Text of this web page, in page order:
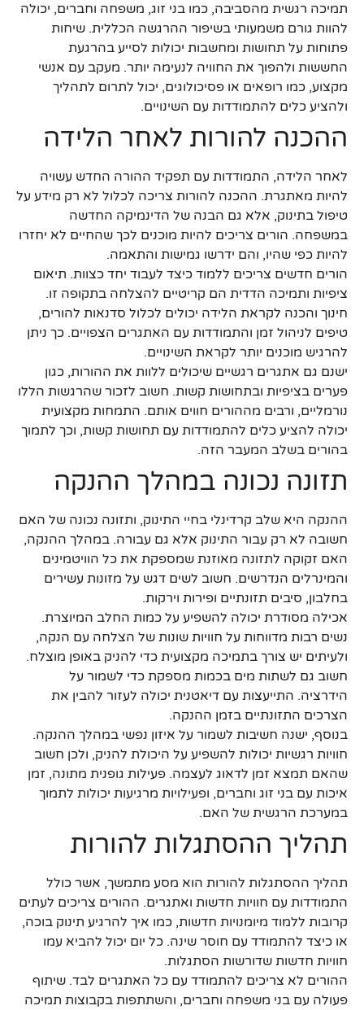
תמיכה רגשית מהסביבה, כמו בני זוג, משפחה וחברים, יכולה
להוות גורם משמעותי בשיפור ההרגשה הכללית. שיחות
פתוחות על תחושות ומחשבות יכולות לסייע בהרגעת
החששות ולהפוך את החוויה לנעימה יותר. מעקב עם אנשי
מקצוע, כמו רופאים או פסיכולוגים, יכול לתרום לתהליך
ולהציע כלים להתמודדות עם השינויים.
ההכנה להורות לאחר הלידה
לאחר הלידה, התמודדות עם תפקיד ההורה החדש עשויה
להיות מאתגרת. ההכנה להורות צריכה לכלול לא רק מידע על
טיפול בתינוק, אלא גם הבנה של הדינמיקה החדשה
במשפחה. הורים צריכים להיות מוכנים לכך שהחיים לא יחזרו
להיות כפי שהיו, והם ידרשו גמישות והתאמה.
הורים חדשים צריכים ללמוד כיצד לעבוד יחד כצוות. תיאום
ציפיות ותמיכה הדדית הם קריטיים להצלחה בתקופה זו.
חינוך והכנה לקראת הלידה יכולים לכלול סדנאות להורים,
טיפים לניהול זמן והתמודדות עם האתגרים הצפויים. כך ניתן
להרגיש מוכנים יותר לקראת השינויים.
ישנם גם אתגרים רגשיים שיכולים ללוות את ההורות, כגון
פערים בציפיות ובתחושות קשות. חשוב לזכור שהרגשות הללו
נורמליים, ורבים מההורים חווים אותם. התמחות מקצועית
יכולה להציע כלים להתמודדות עם תחושות קשות, וכך לתמוך
בהורים בשלב המעבר הזה.
תזונה נכונה במהלך ההנקה
ההנקה היא שלב קרדינלי בחיי התינוק, ותזונה נכונה של האם
חשובה לא רק עבור התינוק אלא גם עבורה. במהלך ההנקה,
האם זקוקה לתזונה מאוזנת שמספקת את כל הוויטמינים
והמינרלים הנדרשים. חשוב לשים דגש על מזונות עשירים
בחלבון, סיבים תזונתיים ופירות וירקות.
אכילה מסודרת יכולה להשפיע על כמות החלב המיוצרת.
נשים רבות מדווחות על חוויות שונות של הצלחה עם הנקה,
ולעיתים יש צורך בתמיכה מקצועית כדי להניק באופן מוצלח.
חשוב גם לשתות מים בכמות מספקת כדי לשמור על
הידרציה. התייעצות עם דיאטנית יכולה לעזור להבין את
הצרכים התזונתיים בזמן ההנקה.
בנוסף, ישנה חשיבות לשמור על איזון נפשי במהלך ההנקה.
חוויות רגשיות יכולות להשפיע על היכולת להניק, ולכן חשוב
שהאם תמצא זמן לדאוג לעצמה. פעילות גופנית מתונה, זמן
איכות עם בני זוג וחברים, ופעילויות מרגיעות יכולות לתמוך
במערכת הרגשית של האם.
תהליך ההסתגלות להורות
תהליך ההסתגלות להורות הוא מסע מתמשך, אשר כולל
התמודדות עם חוויות חדשות ואתגרים. ההורים צריכים לעתים
קרובות ללמוד מיומנויות חדשות, כמו איך להרגיע תינוק בוכה,
או כיצד להתמודד עם חוסר שינה. כל יום יכול להביא עמו
חוויות חדשות שדורשות הסתגלות.
ההורים לא צריכים להתמודד עם כל האתגרים לבד. שיתוף
פעולה עם בני משפחה וחברים, והשתתפות בקבוצות תמיכה